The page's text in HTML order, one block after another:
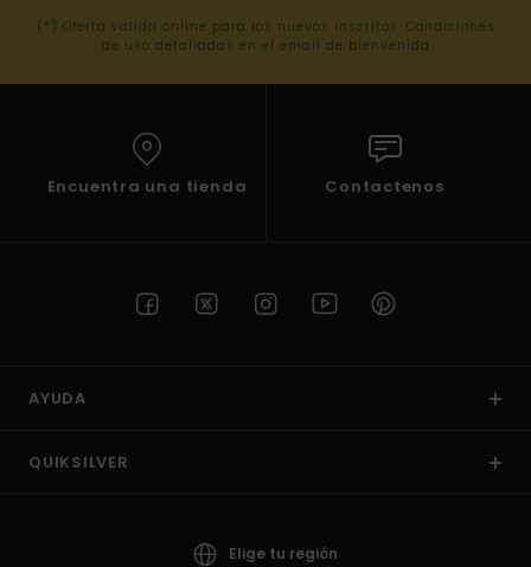
(*) Oferta valida online para los nuevos inscritos. Condiciones
de uso detalladas en el email de bienvenida
Encuentra una tienda Contactenos
AYUDA
QUIKSILVER
Elige tu región